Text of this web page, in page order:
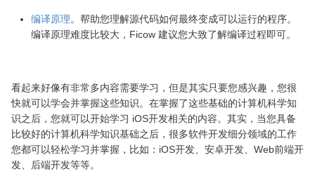
编译原理。帮助您理解源代码如何最终变成可以运行的程序。
编译原理难度比较大，Ficow 建议您大致了解编译过程即可。
看起来好像有非常多内容需要学习，但是其实只要您感兴趣，您很
快就可以学会并掌握这些知识。在掌握了这些基础的计算机科学知
识之后，您就可以开始学习 iOS开发相关的内容。其实，当您具备
比较好的计算机科学知识基础之后，很多软件开发细分领域的工作
您都可以轻松学习并掌握，比如：iOS开发、安卓开发、Web前端开
发、后端开发等等。